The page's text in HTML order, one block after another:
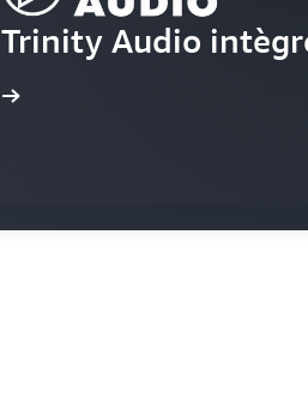
Trinity Audio
USA Today
format audio de